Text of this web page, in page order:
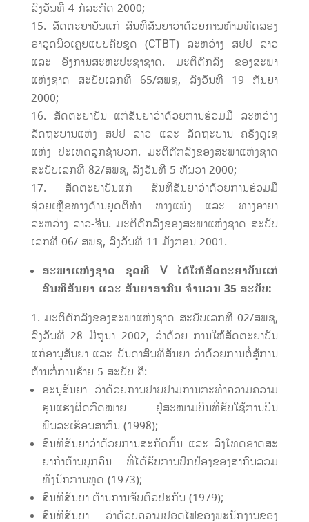
ລົງວັນທີ 4 ກໍລະກົດ 2000;
ສັດຕະຍາບັນແກ່ ສົນທິສັນຍາວ່າດ້ວຍການຫ້າມທົດລອງ
ອາວຸດນິວເຄຼຍແບບຄົບຊຸດ (CTBT) ລະຫວ່າງ ສປປ ລາວ
ແລະ ອົງການສະຫະປະຊາຊາດ. ມະຕິຕົກລົງ ຂອງສະພາ
ແຫ່ງຊາດ ສະບັບເລກທີ 65/ສພຊ, ລົງວັນທີ 19 ກັນຍາ
2000;
ສັດຕະຍາບັນ ແກ່ສັນຍາວ່າດ້ວຍການຮ່ວມມື ລະຫວ່າງ
ລັດຖະບານແຫ່ງ ສປປ ລາວ ແລະ ລັດຖະບານ ຄຣັງດູເຊ
ແຫ່ງ ປະເທດລຸກຊຳບວກ. ມະຕິຕົກລົງຂອງສະພາແຫ່ງຊາດ
ສະບັບເລກທີ 82/ສພຊ, ລົງວັນທີ 5 ທັນວາ 2000;
ສັດຕະຍາບັນແກ່ ສົນທິສັນຍາວ່າດ້ວຍການຮ່ວມມື
ຊ່ວຍເຫຼືອທາງດ້ານຍຸດຕິທຳ ທາງແພ່ງ ແລະ ທາງອາຍາ
ລະຫວ່າງ ລາວ-ຈີນ. ມະຕິຕົກລົງຂອງສະພາແຫ່ງຊາດ ສະບັບ
ເລກທີ 06/ ສພຊ, ລົງວັນທີ 11 ມັງກອນ 2001.
ສະພາແຫ່ງຊາດ ຊຸດທີV
ໄດ້ໃຫ້ສັດຕະຍາບັນແກ່
ສົນທິສັນຍາ ແລະ ສັນຍາສາກົນ ຈໍານວນ 35 ສະບັບ:
ມະຕິຕົກລົງຂອງສະພາແຫ່ງຊາດ ສະບັບເລກທີ 02/ສພຊ,
ລົງວັນທີ 28 ມີຖຸນາ 2002, ວ່າດ້ວຍ ການໃຫ້ສັດຕະຍາບັນ
ແກ່ອານຸສັນຍາ ແລະ ບັນດາສົນທິສັນຍາ ວ່າດ້ວຍການຕໍ່ສູ້ການ
ຕ້ານກໍ່ການຮ້າຍ 5 ສະບັບ ຄື:
ອະນຸສັນຍາ ວ່າດ້ວຍການປາບປາມການກະທຳຄວາມຄວາມ
ຮຸນແຮງຜິດກົດໝາຍ ຢູ່ສະໜາມບິນທີ່ຮັບໃຊ້ການບິນ
ພົນລະເຮືອນສາກົນ (1998);
ສົນທິສັນຍາວ່າດ້ວຍການສະກັດກັ້ນ ແລະ ລົງໂທດອາດສະ
ຍາກຳຕ້ານບຸກຄົນ ທີ່ໄດ້ຮັບການປົກປ້ອງຂອງສາກົນລວມ
ທັງນັກການທູດ (1973);
ສົນທິສັນຍາ ຕ້ານການຈັບຕົວປະກັນ (1979);
ສົນທິສັນຍາ ວ່າດ້ວຍຄວາມປອດໄຟຂອງພະນັກງານຂອງ